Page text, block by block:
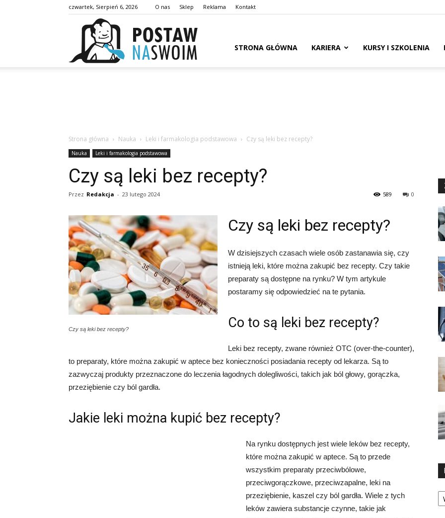
czwartek, Sierpień 6, 2026 O nas Sklep Reklama Kontakt
STRONA GŁÓWNA KARIERA KURSY I SZKOLENIA
Strona główna Nauka Leki i farmakologia podstawowa Czy są leki bez recepty?
Nauka Leki i farmakologia podstawowa
Czy są leki bez recepty?
Przez Redakcja - 23 lutego 2024 0
589
Czy są leki bez recepty?
Czy są leki bez recepty?
W dzisiejszych czasach wiele osób zastanawia się, czy
istnieją leki, które można zakupić bez recepty. Czy takie
preparaty są dostępne na rynku? W tym artykule
postaramy się odpowiedzieć na te pytania.
Co to są leki bez recepty?
Leki bez recepty, zwane również OTC (over-the-counter),
to preparaty, które można zakupić w aptece bez konieczności posiadania recepty od lekarza. Są to
zazwyczaj produkty przeznaczone do leczenia łagodnych dolegliwości, takich jak ból głowy, gorączka,
przeziębienie czy ból gardła.
Jakie leki można kupić bez recepty?
Na rynku dostępnych jest wiele leków bez recepty,
które można zakupić w aptece. Są to przede
wszystkim preparaty przeciwbólowe,
przeciwgorączkowe, przeciwzapalne, leki na
przeziębienie, kaszel czy ból gardła. Wiele z tych
leków zawiera substancje czynne, takie jak